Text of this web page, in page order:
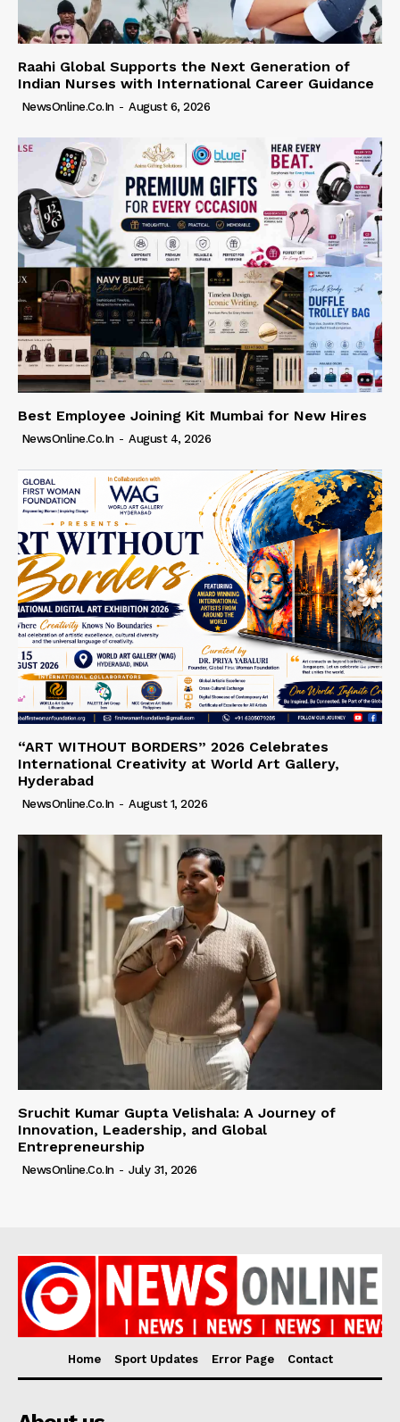
Raahi Global Supports the Next Generation of
Indian Nurses with International Career Guidance
NewsOnline.co.in - August 6, 2026
Best Employee Joining Kit Mumbai for New Hires
NewsOnline.co.in - August 4, 2026
“ART WITHOUT BORDERS” 2026 Celebrates
International Creativity at World Art Gallery,
Hyderabad
NewsOnline.co.in - August 1, 2026
Sruchit Kumar Gupta Velishala: A Journey of
Innovation, Leadership, and Global
Entrepreneurship
NewsOnline.co.in - July 31, 2026
Home Sport Updates Error Page Contact